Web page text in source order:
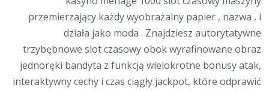
przemierzający każdy wyobrażalny papier , nazwa , i
działa jako moda . Znajdziesz autorytatywne
trzybębnowe slot czasowy obok wyrafinowane obraz
jednoręki bandyta z funkcją wielokrotne bonusy atak,
interaktywny cechy i czas ciągły jackpot, które odprawić